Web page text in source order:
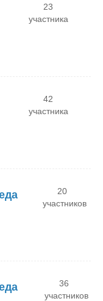
23
участника
42
участника
20
участников
36
участников